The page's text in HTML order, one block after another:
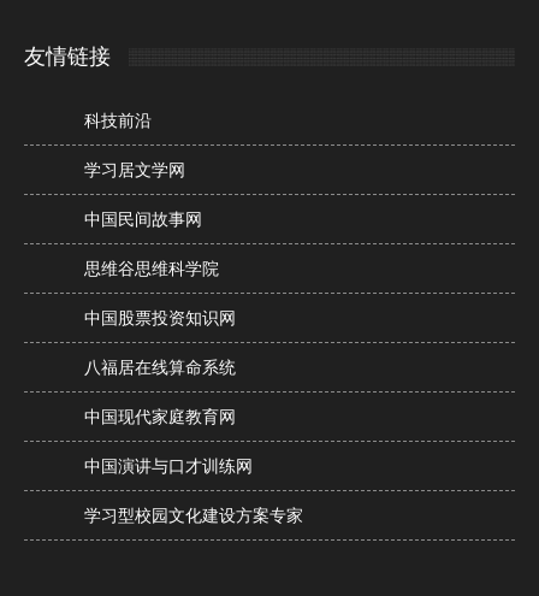
友情链接
科技前沿
学习居文学网
中国民间故事网
思维谷思维科学院
中国股票投资知识网
八福居在线算命系统
中国现代家庭教育网
中国演讲与口才训练网
学习型校园文化建设方案专家